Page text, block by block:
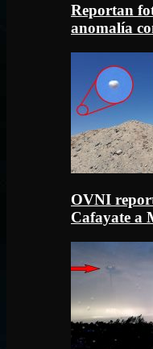
Reportan
anomalía
OVNI
Cafayate a